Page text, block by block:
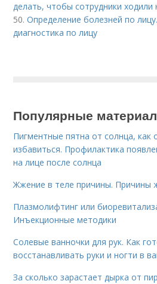
делать, чтобы сотрудники ходили
50.Определение болезней по
диагностика по лицу
Популярные
Пигментные пятна от солнца, как
избавиться. Профилактика
на лице после солнца
Жжение в теле причины. Причины
Плазмолифтинг или
Инъекционные методики
Солевые ванночки для рук. Как
восстанавливать руки и ногти в
За сколько зарастает дырка от